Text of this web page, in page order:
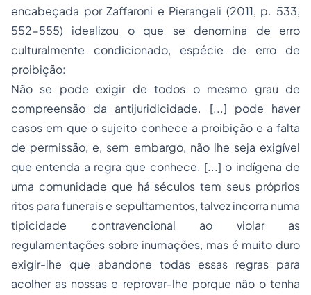
encabeçada por Zaffaroni e Pierangeli (2011, p. 533,
552-555) idealizou o que se denomina de erro
culturalmente condicionado, espécie de erro de
proibição:
Não se pode exigir de todos o mesmo grau de
compreensão da antijuridicidade. [...] pode haver
casos em que o sujeito conhece a proibição e a falta
de permissão, e, sem embargo, não lhe seja exigível
que entenda a regra que conhece. [...] o indígena de
uma comunidade que há séculos tem seus próprios
ritos para funerais e sepultamentos, talvez incorra numa
tipicidade contravencional ao violar as
regulamentações sobre inumações, mas é muito duro
exigir-lhe que abandone todas essas regras para
acolher as nossas e reprovar-lhe porque não o tenha